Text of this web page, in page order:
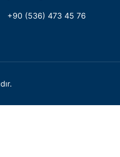
+90 (536) 473 45 76